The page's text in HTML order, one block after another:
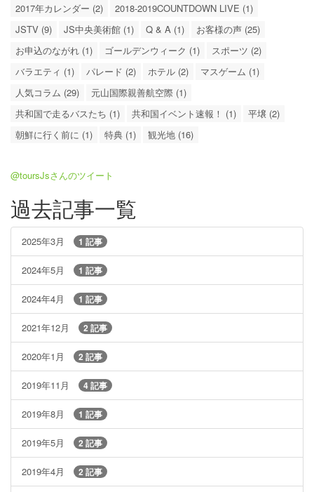
2017年カレンダー (2)
2018-2019COUNTDOWN LIVE (1)
JSTV (9)
JS中央美術館 (1) Q & A (1)
お客様の声 (25)
お申込のながれ (1)
ゴールデンウィーク (1)
スポーツ (2)
バラエティ (1)
パレード (2) ホテル (2)
マスゲーム (1)
人気コラム (29)
元山国際親善航空際 (1)
共和国で走るバスたち (1)
共和国イベント速報！ (1)
平壌 (2)
朝鮮に行く前に (1)
特典 (1) 観光地 (16)
@toursJsさんのツイート
過去記事一覧
2025年3月 1 記事
2024年5月 1 記事
2024年4月 1 記事
2021年12月 2 記事
2020年1月 2 記事
2019年11月 4 記事
2019年8月 1 記事
2019年5月 2 記事
2019年4月 2 記事